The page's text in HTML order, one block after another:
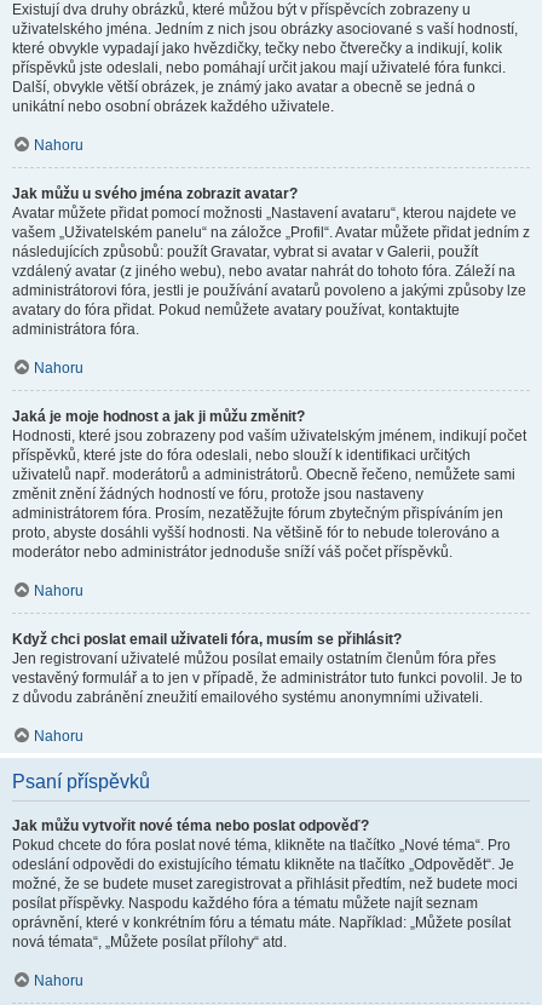
Existují dva druhy obrázků, které můžou být v příspěvcích zobrazeny u
uživatelského jména. Jedním z nich jsou obrázky asociované s vaší hodností,
které obvykle vypadají jako hvězdičky, tečky nebo čtverečky a indikují, kolik
příspěvků jste odeslali, nebo pomáhají určit jakou mají uživatelé fóra funkci.
Další, obvykle větší obrázek, je známý jako avatar a obecně se jedná o
unikátní nebo osobní obrázek každého uživatele.
Nahoru
Jak můžu u svého jména zobrazit avatar?
Avatar můžete přidat pomocí možnosti „Nastavení avataru“, kterou najdete ve
vašem „Uživatelském panelu“ na záložce „Profil“. Avatar můžete přidat jedním z
následujících způsobů: použít Gravatar, vybrat si avatar v Galerii, použít
vzdálený avatar (z jiného webu), nebo avatar nahrát do tohoto fóra. Záleží na
administrátorovi fóra, jestli je používání avatarů povoleno a jakými způsoby lze
avatary do fóra přidat. Pokud nemůžete avatary používat, kontaktujte
administrátora fóra.
Nahoru
Jaká je moje hodnost a jak ji můžu změnit?
Hodnosti, které jsou zobrazeny pod vaším uživatelským jménem, indikují počet
příspěvků, které jste do fóra odeslali, nebo slouží k identifikaci určitých
uživatelů např. moderátorů a administrátorů. Obecně řečeno, nemůžete sami
změnit znění žádných hodností ve fóru, protože jsou nastaveny
administrátorem fóra. Prosím, nezatěžujte fórum zbytečným přispíváním jen
proto, abyste dosáhli vyšší hodnosti. Na většině fór to nebude tolerováno a
moderátor nebo administrátor jednoduše sníží váš počet příspěvků.
Nahoru
Když chci poslat email uživateli fóra, musím se přihlásit?
Jen registrovaní uživatelé můžou posílat emaily ostatním členům fóra přes
vestavěný formulář a to jen v případě, že administrátor tuto funkci povolil. Je to
z důvodu zabránění zneužití emailového systému anonymními uživateli.
Nahoru
Psaní příspěvků
Jak můžu vytvořit nové téma nebo poslat odpověď?
Pokud chcete do fóra poslat nové téma, klikněte na tlačítko „Nové téma“. Pro
odeslání odpovědi do existujícího tématu klikněte na tlačítko „Odpovědět“. Je
možné, že se budete muset zaregistrovat a přihlásit předtím, než budete moci
posílat příspěvky. Naspodu každého fóra a tématu můžete najít seznam
oprávnění, které v konkrétním fóru a tématu máte. Například: „Můžete posílat
nová témata“, „Můžete posílat přílohy“ atd.
Nahoru